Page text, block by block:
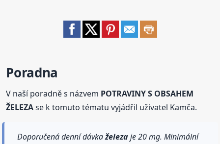
Poradna
V naší poradně s názvem POTRAVINY S OBSAHEM
ŽELEZAse k tomuto tématu vyjádřil uživatel Kamča.
Doporučená denní dávkaželezaje 20 mg. Minimální